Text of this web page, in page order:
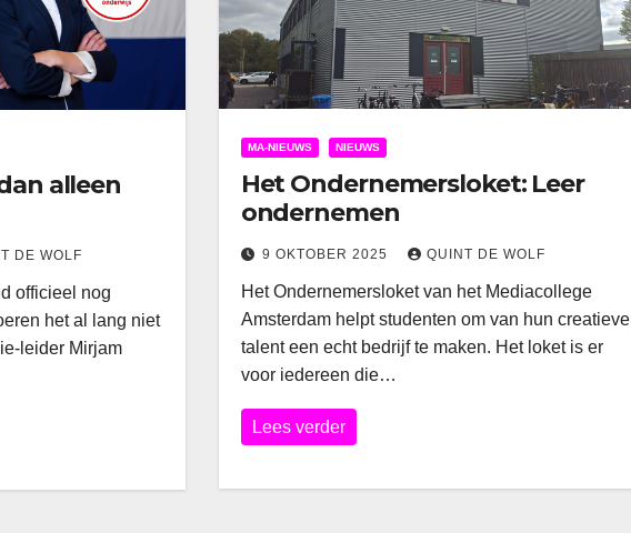
alleen
DE WOLF
officieel nog
het al lang niet
leider Mirjam
MA-NIEUWS NIEUWS
Het Ondernemersloket: Leer
ondernemen
9 OKTOBER 2025 QUINT DE WOLF
Het Ondernemersloket van het Mediacollege
Amsterdam helpt studenten om van hun creatieve
talent een echt bedrijf te maken. Het loket is er
voor iedereen die…
Lees verder